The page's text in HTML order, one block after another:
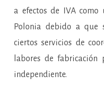
a efectos de IVA como
Polonia debido a
ciertos servicios de
labores de fabricación
independiente.